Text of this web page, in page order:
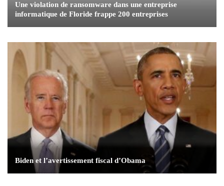
Une violation de ransomware dans une entreprise
informatique de Floride frappe 200 entreprises
Biden et l’avertissement fiscal d’Obama